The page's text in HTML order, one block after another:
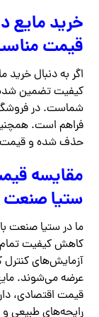
خرید مایع
قیمت
اگر به دنبال
کیفیت تضمین شده
شماست. در
فراهم است.
حذف شده و
مقایسه
ستیا صنعت
ما در ستیا صنعت
کاهش کیفیت
آزمایش‌های
عرضه می‌شوند.
قیمت اقتصادی،
رایحه‌های